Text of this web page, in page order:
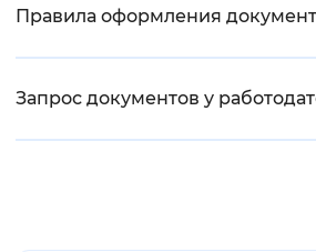
Правила оформления
Запрос документов у